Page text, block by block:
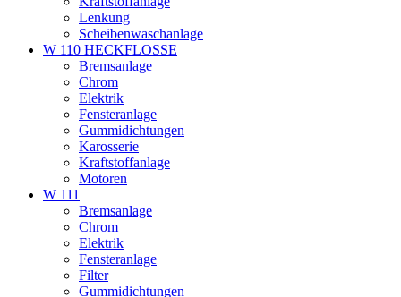
Lenkung
Scheibenwaschanlage
W 110 HECKFLOSSE
Bremsanlage
Chrom
Elektrik
Fensteranlage
Gummidichtungen
Karosserie
Kraftstoffanlage
Motoren
W 111
Bremsanlage
Chrom
Elektrik
Fensteranlage
Filter
Gummidichtungen